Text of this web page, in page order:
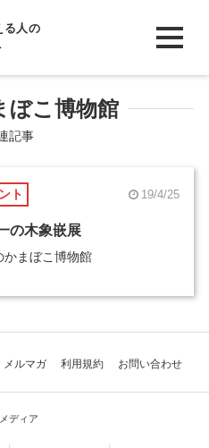
る人の
ぼこ博物館
記事
ト 19/4/25
の木象嵌展
かまぼこ博物館
メルマガ 利用規約 お問い合わせ
ディア